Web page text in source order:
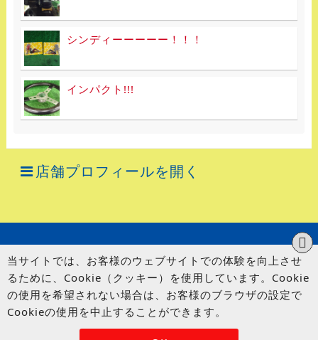
シンディーーーーー！！！
インパクト!!!
店舗プロフィールを開く
© UP GARAGE GROUP Co., Ltd.
当サイトでは、お客様のウェブサイトでの体験を向上させ
るために、Cookie（クッキー）を使用しています。Cookie
の使用を希望されない場合は、お客様のブラウザの設定で
Cookieの使用を中止することができます。